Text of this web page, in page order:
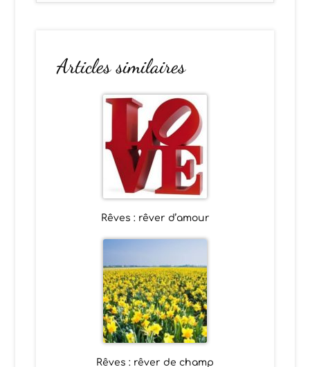
Articles similaires
Rêves : rêver d’amour
Rêves : rêver de champ